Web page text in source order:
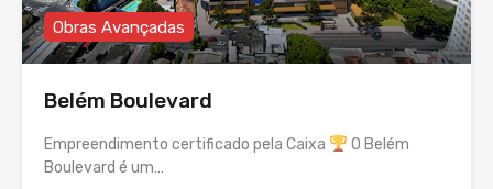
Obras Avançadas
Belém Boulevard
Empreendimento certificado pela Caixa
O Belém
Boulevard é um…